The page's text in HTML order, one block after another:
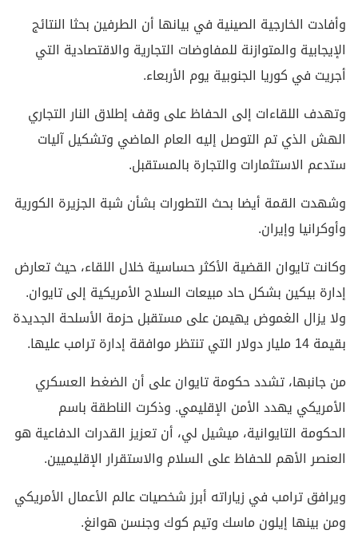
وأفادت الخارجية الصينية في بيانها أن الطرفين بحثا النتائج
الإيجابية والمتوازنة للمفاوضات التجارية والاقتصادية التي
أجريت في كوريا الجنوبية يوم الأربعاء.
وتهدف اللقاءات إلى الحفاظ على وقف إطلاق النار التجاري
الهش الذي تم التوصل إليه العام الماضي وتشكيل آليات
ستدعم الاستثمارات والتجارة بالمستقبل.
وشهدت القمة أيضا بحث التطورات بشأن شبة الجزيرة الكورية
وأوكرانيا وإيران.
وكانت تايوان القضية الأكثر حساسية خلال اللقاء، حيث تعارض
إدارة بيكين بشكل حاد مبيعات السلاح الأمريكية إلى تايوان.
ولا يزال الغموض يهيمن على مستقبل حزمة الأسلحة الجديدة
بقيمة 14 مليار دولار التي تنتظر موافقة إدارة ترامب عليها.
من جانبها، تشدد حكومة تايوان على أن الضغط العسكري
الأمريكي يهدد الأمن الإقليمي. وذكرت الناطقة باسم
الحكومة التايوانية، ميشيل لي، أن تعزيز القدرات الدفاعية هو
العنصر الأهم للحفاظ على السلام والاستقرار الإقليميين.
ويرافق ترامب في زياراته أبرز شخصيات عالم الأعمال الأمريكي
ومن بينها إيلون ماسك وتيم كوك وجنسن هوانغ.